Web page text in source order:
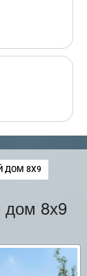
ДОМ 8Х9
8х9